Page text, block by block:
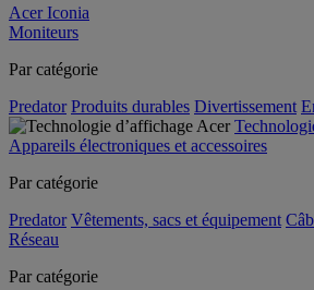
Acer Iconia
Moniteurs
Par catégorie
Predator Produits durables Divertissement
Appareils électroniques et accessoires
Par catégorie
Predator Vêtements, sacs et équipement
Réseau
Par catégorie